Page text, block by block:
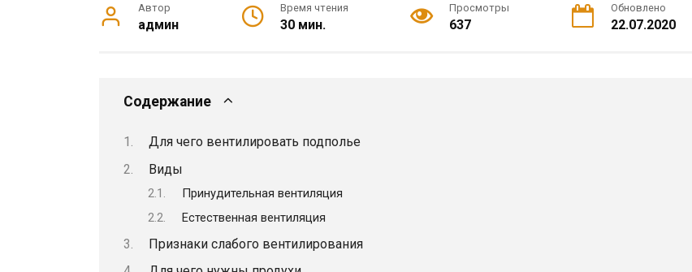
Автор
админ
Время чтения
30 мин.
Просмотры
637
Обновлено
22.07.2020
Содержание
Для чего вентилировать подполье
Виды
Принудительная вентиляция
Естественная вентиляция
Признаки слабого вентилирования